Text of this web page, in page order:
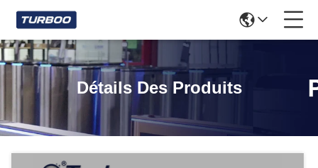
Détails Des Produits